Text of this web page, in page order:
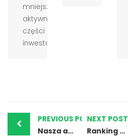
mniejsza
aktywność
części
inwestor...
PREVIOUS POST
Nasza analiza kursu walut – KRW (Won koreański)
NEXT POST
Ranking najlepszych brokerów forex – poznaj polecanych brokerów na październik 2025